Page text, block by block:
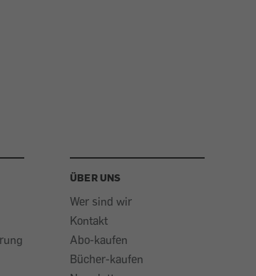
ÜBER UNS
Wer sind wir
Kontakt
Abo-kaufen
Bücher-kaufen